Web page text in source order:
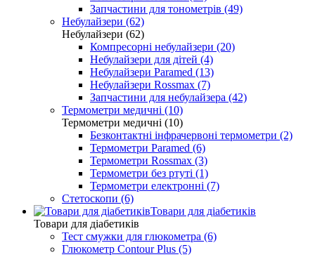
Запчастини для тонометрів (49)
Небулайзери (62)
Небулайзери (62)
Компресорні небулайзери (20)
Небулайзери для дітей (4)
Небулайзери Paramed (13)
Небулайзери Rossmax (7)
Запчастини для небулайзера (42)
Термометри медичні (10)
Термометри медичні (10)
Безконтактні інфрачервоні термометри (2)
Термометри Paramed (6)
Термометри Rossmax (3)
Термометри без ртуті (1)
Термометри електронні (7)
Стетоскопи (6)
Товари для діабетиків
Товари для діабетиків
Тест смужки для глюкометра (6)
Глюкометр Contour Plus (5)